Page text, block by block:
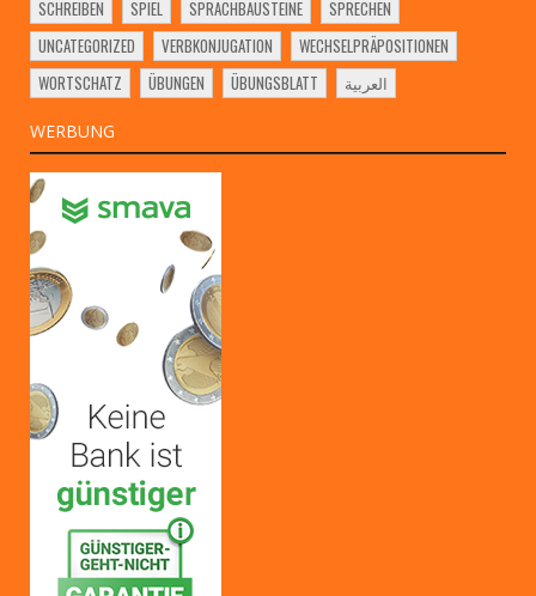
SCHREIBEN
SPIEL SPRACHBAUSTEINE
SPRECHEN
UNCATEGORIZED
VERBKONJUGATION
WECHSELPRÄPOSITIONEN
WORTSCHATZ
ÜBUNGEN ÜBUNGSBLATT العربية
WERBUNG